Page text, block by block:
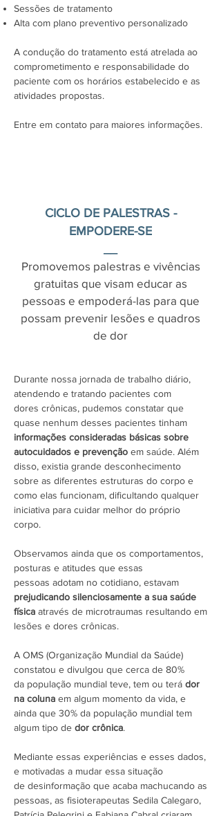
Sessões de tratamento
Alta com plano preventivo personalizado
A condução do tratamento está atrelada ao
comprometimento e responsabilidade do
paciente com os horários estabelecido e as
atividades propostas.
Entre em contato para maiores informações.
CICLO DE PALESTRAS -
EMPODERE-SE
Promovemos palestras e vivências
gratuitas que visam educar as
pessoas e empoderá-las para que
possam prevenir lesões e quadros
de dor
Durante nossa jornada de trabalho diário,
atendendo e tratando pacientes com
dores crônicas, pudemos constatar que
quase nenhum desses pacientes tinham
informações consideradas básicas sobre
autocuidados e prevenção em saúde. Além
disso, existia grande desconhecimento
sobre as diferentes estruturas do corpo e
como elas funcionam, dificultando qualquer
iniciativa para cuidar melhor do próprio
corpo.
Observamos ainda que os comportamentos,
posturas e atitudes que essas
pessoas adotam no cotidiano, estavam
prejudicando silenciosamente a sua saúde
física através de microtraumas resultando em
lesões e dores crônicas.
A OMS (Organização Mundial da Saúde)
constatou e divulgou que cerca de 80%
da população mundial teve, tem ou terá dor
na coluna em algum momento da vida, e
ainda que 30% da população mundial tem
algum tipo de dor crônica.
Mediante essas experiências e esses dados,
e motivadas a mudar essa situação
de desinformação que acaba machucando as
pessoas, as fisioterapeutas Sedila Calegaro,